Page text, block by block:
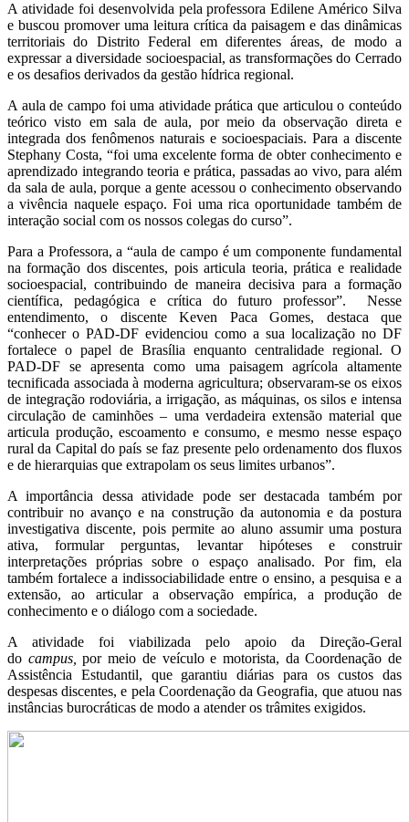
A atividade foi desenvolvida pela professora Edilene Américo Silva
e buscou promover uma leitura crítica da paisagem e das dinâmicas
territoriais do Distrito Federal em diferentes áreas, de modo a
expressar a diversidade socioespacial, as transformações do Cerrado
e os desafios derivados da gestão hídrica regional.
A aula de campo foi uma atividade prática que articulou o conteúdo
teórico visto em sala de aula, por meio da observação direta e
integrada dos fenômenos naturais e socioespaciais. Para a discente
Stephany Costa, “foi uma excelente forma de obter conhecimento e
aprendizado integrando teoria e prática, passadas ao vivo, para além
da sala de aula, porque a gente acessou o conhecimento observando
a vivência naquele espaço. Foi uma rica oportunidade também de
interação social com os nossos colegas do curso”.
Para a Professora, a “aula de campo é um componente fundamental
na formação dos discentes, pois articula teoria, prática e realidade
socioespacial, contribuindo de maneira decisiva para a formação
científica, pedagógica e crítica do futuro professor”. Nesse
entendimento, o discente Keven Paca Gomes, destaca que
“conhecer o PAD-DF evidenciou como a sua localização no DF
fortalece o papel de Brasília enquanto centralidade regional. O
PAD-DF se apresenta como uma paisagem agrícola altamente
tecnificada associada à moderna agricultura; observaram-se os eixos
de integração rodoviária, a irrigação, as máquinas, os silos e intensa
circulação de caminhões – uma verdadeira extensão material que
articula produção, escoamento e consumo, e mesmo nesse espaço
rural da Capital do país se faz presente pelo ordenamento dos fluxos
e de hierarquias que extrapolam os seus limites urbanos”.
A importância dessa atividade pode ser destacada também por
contribuir no avanço e na construção da autonomia e da postura
investigativa discente, pois permite ao aluno assumir uma postura
ativa, formular perguntas, levantar hipóteses e construir
interpretações próprias sobre o espaço analisado. Por fim, ela
também fortalece a indissociabilidade entre o ensino, a pesquisa e a
extensão, ao articular a observação empírica, a produção de
conhecimento e o diálogo com a sociedade.
A atividade foi viabilizada pelo apoio da Direção-Geral
do campus, por meio de veículo e motorista, da Coordenação de
Assistência Estudantil, que garantiu diárias para os custos das
despesas discentes, e pela Coordenação da Geografia, que atuou nas
instâncias burocráticas de modo a atender os trâmites exigidos.